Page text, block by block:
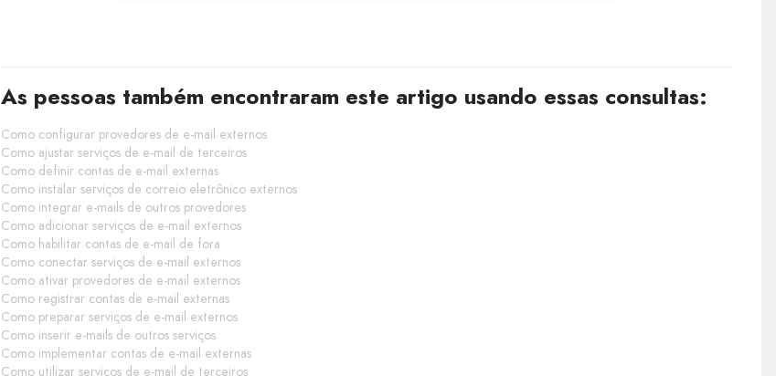
As pessoas também encontraram este artigo usando essas consultas:
Como configurar provedores de e-mail externos
Como ajustar serviços de e-mail de terceiros
Como definir contas de e-mail externas
Como instalar serviços de correio eletrônico externos
Como integrar e-mails de outros provedores
Como adicionar serviços de e-mail externos
Como habilitar contas de e-mail de fora
Como conectar serviços de e-mail externos
Como ativar provedores de e-mail externos
Como registrar contas de e-mail externas
Como preparar serviços de e-mail externos
Como inserir e-mails de outros serviços
Como implementar contas de e-mail externas
Como utilizar serviços de e-mail de terceiros